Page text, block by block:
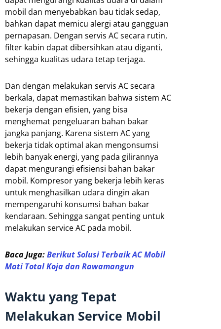
mobil dan menyebabkan bau tidak sedap,
bahkan dapat memicu alergi atau gangguan
pernapasan. Dengan servis AC secara rutin,
filter kabin dapat dibersihkan atau diganti,
sehingga kualitas udara tetap terjaga.
Dan dengan melakukan servis AC secara
berkala, dapat memastikan bahwa sistem AC
bekerja dengan efisien, yang bisa
menghemat pengeluaran bahan bakar
jangka panjang. Karena sistem AC yang
bekerja tidak optimal akan mengonsumsi
lebih banyak energi, yang pada gilirannya
dapat mengurangi efisiensi bahan bakar
mobil. Kompresor yang bekerja lebih keras
untuk menghasilkan udara dingin akan
mempengaruhi konsumsi bahan bakar
kendaraan. Sehingga sangat penting untuk
melakukan service AC pada mobil.
Baca Juga:Berikut Solusi Terbaik AC Mobil
Mati Total Koja dan Rawamangun
Waktu yang Tepat
Melakukan Service Mobil